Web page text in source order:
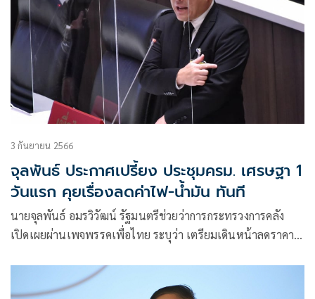
3 กันยายน 2566
จุลพันธ์ ประกาศเปรี้ยง ประชุมครม. เศรษฐา 1
วันแรก คุยเรื่องลดค่าไฟ-น้ำมัน ทันที
นายจุลพันธ์ อมรวิวัฒน์ รัฐมนตรีช่วยว่าการกระทรวงการคลัง
เปิดเผยผ่านเพจพรรคเพื่อไทย ระบุว่า เตรียมเดินหน้าลดราคา